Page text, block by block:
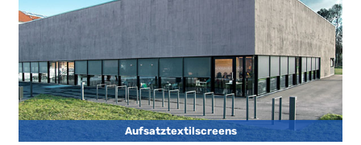
Aufsatztextilscreens